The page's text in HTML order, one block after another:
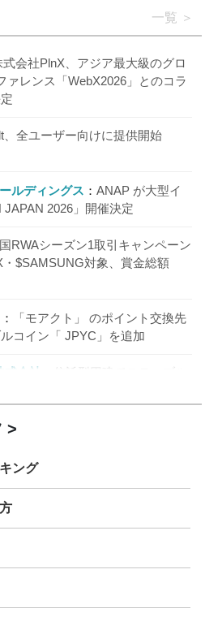
一覧
式会社PlnX、アジア最大級のグロ
ァレンス「WebX2026」とのコラ
、全ユーザー向けに提供開始
ルディングス
ANAP が大型イ
2026」開催決定
RWAシーズン1取引キャンペーン
・$SAMSUNG対象、賞金総額
「モアクト」 のポイント交換先
コイン「 JPYC」を追加
式会社
信託型円建てステーブル
ング